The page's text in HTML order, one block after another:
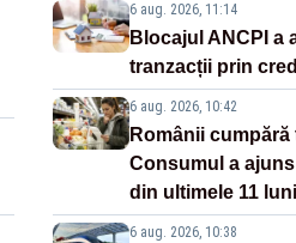
6 aug. 2026, 11:14
Blocajul ANCPI a
tranzacții prin
6 aug. 2026, 10:42
Românii cumpără
Consumul a
din ultimele 11
6 aug. 2026, 10:38